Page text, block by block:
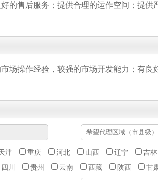
的售后服务；提供合理的运作空间；提
场操作经验，较强的市场开发能力；有
津 重庆 河北 山西 辽宁 吉林
四川 贵州 云南 西藏 陕西 甘